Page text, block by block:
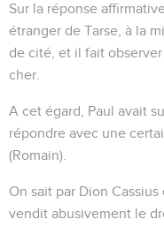
Sur la réponse
étranger de Tarse, à la
de cité, et il fait
cher.
A cet égard, Paul avait
répondre avec une
(Romain).
On sait par Dion
vendit abusivement le